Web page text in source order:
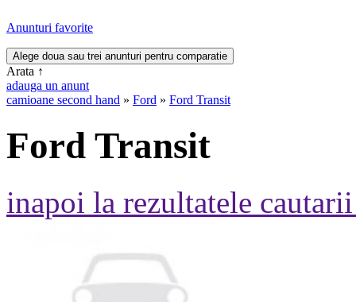
Anunturi favorite
Arata ↑
adauga un anunt
camioane second hand » Ford » Ford Transit
Ford Transit
inapoi la rezultatele